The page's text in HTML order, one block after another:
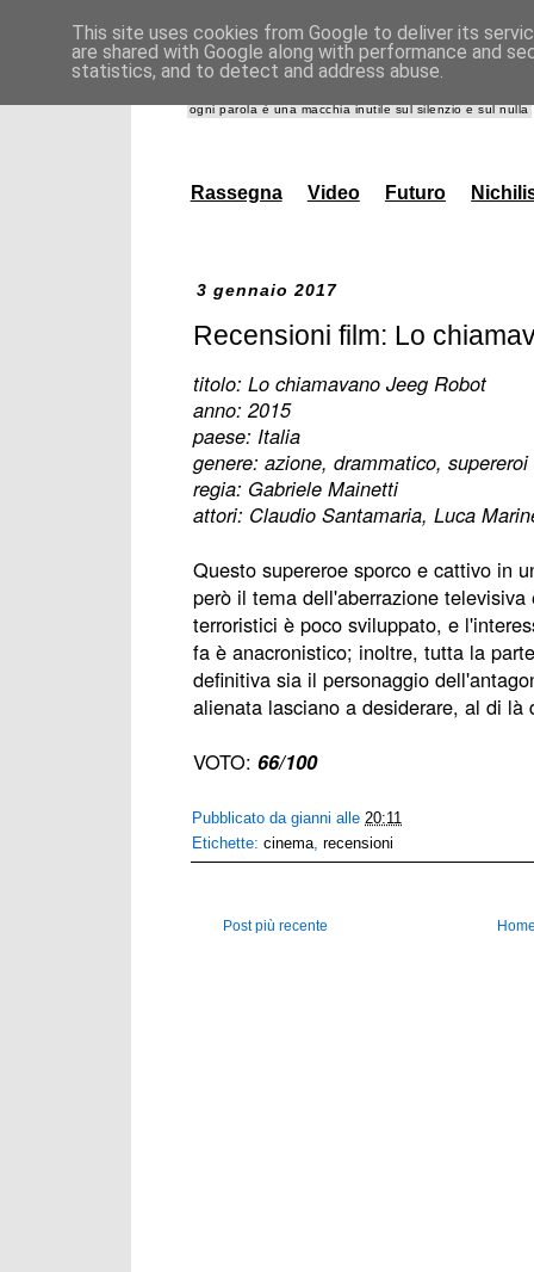
giannidanna.it
ogni parola è una macchia inutile sul silenzio e sul nulla
Rassegna Video Futuro
3 gennaio 2017
Recensioni film: Lo
titolo: Lo chiamavano Jeeg Robot
anno: 2015
paese: Italia
genere: azione, drammatico, supereroi
regia: Gabriele Mainetti
attori: Claudio Santamaria, Luca
Questo supereroe sporco e cattivo in
però il tema dell'aberrazione
terroristici è poco sviluppato, e
fa è anacronistico; inoltre, tutta la
definitiva sia il personaggio
alienata lasciano a desiderare, al di là
VOTO: 66/100
Pubblicato dagianni alle20:11
Etichette:cinema,recensioni
Post più recente
This site uses cookies from Google to deliver its
are shared with Google along with performance and
statistics, and to detect and address abuse.